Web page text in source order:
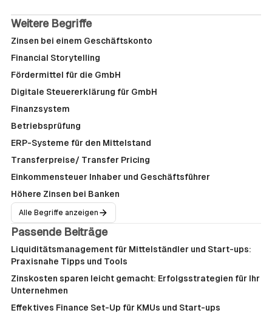
Weitere Begriffe
Zinsen bei einem Geschäftskonto
Financial Storytelling
Fördermittel für die GmbH
Digitale Steuererklärung für GmbH
Finanzsystem
Betriebsprüfung
ERP-Systeme für den Mittelstand
Transferpreise/ Transfer Pricing
Einkommensteuer Inhaber und Geschäftsführer
Höhere Zinsen bei Banken
Alle Begriffe anzeigen
Passende Beiträge
Liquiditätsmanagement für Mittelständler und Start-ups:
Praxisnahe Tipps und Tools
Zinskosten sparen leicht gemacht: Erfolgsstrategien für Ihr
Unternehmen
Effektives Finance Set-Up für KMUs und Start-ups